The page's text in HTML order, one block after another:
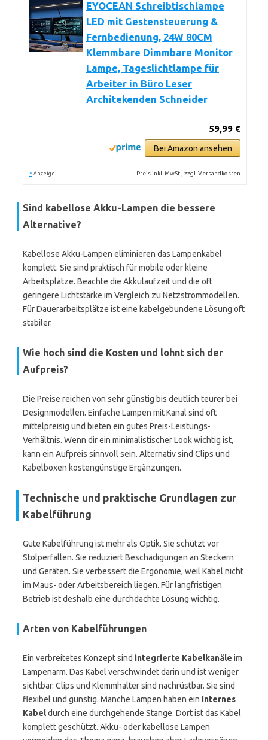
EYOCEAN Schreibtischlampe
LED mit Gestensteuerung &
Fernbedienung, 24W 80CM
Klemmbare Dimmbare Monitor
Lampe, Tageslichtlampe für
Arbeiter in Büro Leser
Architekenden Schneider
59,99 €
Bei Amazon ansehen
* Anzeige Preis inkl. MwSt., zzgl. Versandkosten
Sind kabellose Akku-Lampen die bessere
Alternative?
Kabellose Akku-Lampen eliminieren das Lampenkabel
komplett. Sie sind praktisch für mobile oder kleine
Arbeitsplätze. Beachte die Akkulaufzeit und die oft
geringere Lichtstärke im Vergleich zu Netzstrommodellen.
Für Dauerarbeitsplätze ist eine kabelgebundene Lösung oft
stabiler.
Wie hoch sind die Kosten und lohnt sich der
Aufpreis?
Die Preise reichen von sehr günstig bis deutlich teurer bei
Designmodellen. Einfache Lampen mit Kanal sind oft
mittelpreisig und bieten ein gutes Preis-Leistungs-
Verhältnis. Wenn dir ein minimalistischer Look wichtig ist,
kann ein Aufpreis sinnvoll sein. Alternativ sind Clips und
Kabelboxen kostengünstige Ergänzungen.
Technische und praktische Grundlagen zur
Kabelführung
Gute Kabelführung ist mehr als Optik. Sie schützt vor
Stolperfallen. Sie reduziert Beschädigungen an Steckern
und Geräten. Sie verbessert die Ergonomie, weil Kabel nicht
im Maus- oder Arbeitsbereich liegen. Für langfristigen
Betrieb ist deshalb eine durchdachte Lösung wichtig.
Arten von Kabelführungen
Ein verbreitetes Konzept sind integrierte Kabelkanäle im
Lampenarm. Das Kabel verschwindet darin und ist weniger
sichtbar. Clips und Klemmhalter sind nachrüstbar. Sie sind
flexibel und günstig. Manche Lampen haben ein internes
Kabeldurch eine durchgehende Stange. Dort ist das Kabel
komplett geschützt. Akku- oder kabellose Lampen